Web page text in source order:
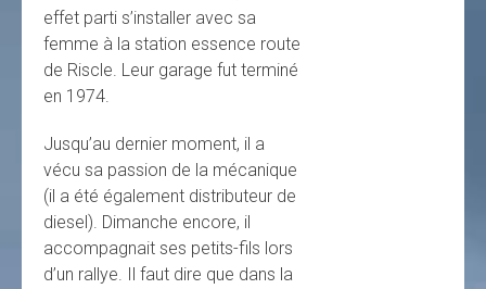
effet parti s’installer avec sa
femme à la station essence route
de Riscle. Leur garage fut terminé
en 1974.
Jusqu’au dernier moment, il a
vécu sa passion de la mécanique
(il a été également distributeur de
diesel). Dimanche encore, il
accompagnait ses petits-fils lors
d’un rallye. Il faut dire que dans la